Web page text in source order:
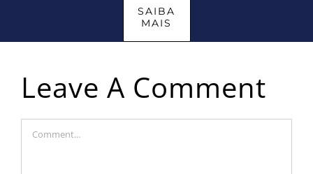
SAIBA
MAIS
Leave A Comment
Comment